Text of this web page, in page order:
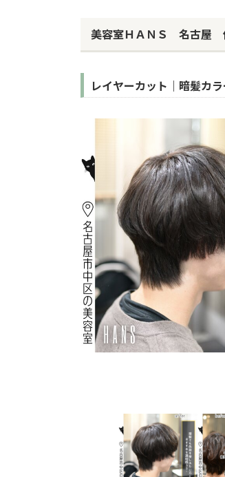
美容室ＨＡＮＳ 名古屋
レイヤーカット｜暗髪カ